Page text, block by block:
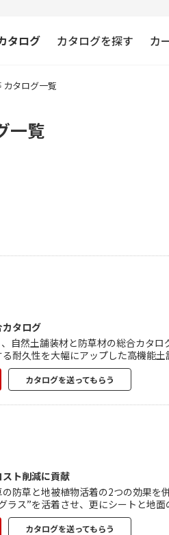
タログ カタログを探す カ
カタログ一覧
一覧
タログ
の総合カタログです。 自然土防草材である「ガンコマサ」や、ガ
耐久性を大幅にアップした高機能
。
カタログを送ってもらう
ト削減に貢献
の防草と地被植物活着の2つの効果
ラス”を活着させ、更にシートと地
が期待できます。 「農地畦畔にお
カタログを送ってもらう